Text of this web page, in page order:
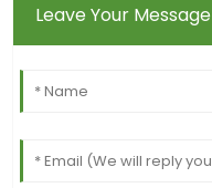
Leave Your Message